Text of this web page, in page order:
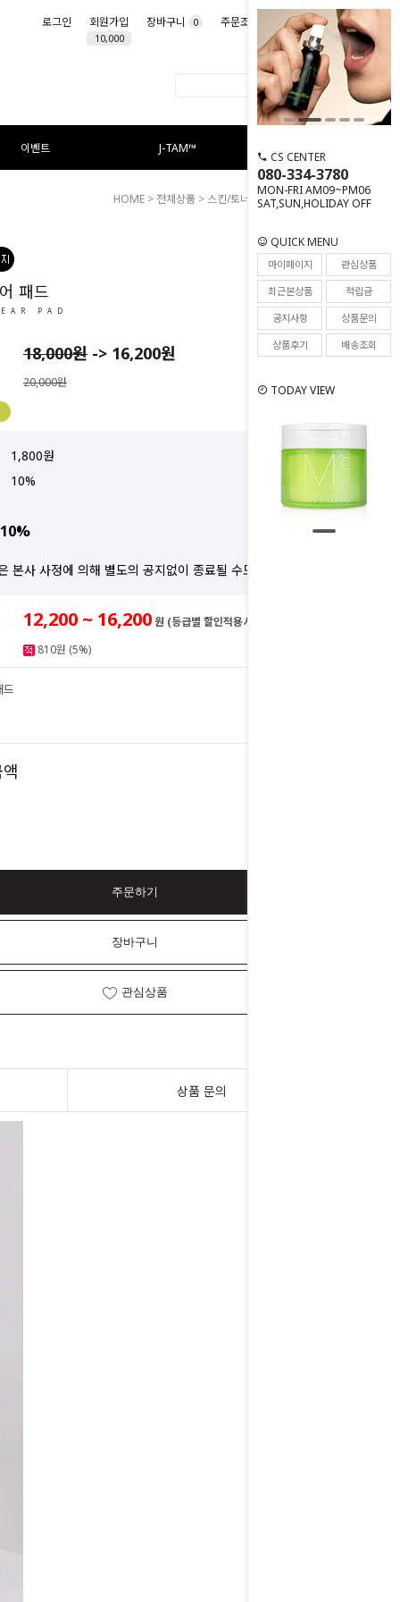
로그인 회원가입
10,000
장바구니 0 주문조회 마이페이지
이벤트 J-TAM™
CS CENTER
080-334-3780
MON-FRI AM09~PM06
SAT,SUN,HOLIDAY OFF
QUICK MENU
마이페이지
관심상품
최근본상품
적립금
공지사항
상품문의
상품후기
배송조회
TODAY VIEW
HOME > 전체상품 > 스킨/토너 > 시카 클리어 패드
20
패드
PAD
18,000원 -> 16,200원
20,000원
1,800원
10%
본사 사정에 의해 별도의 공지없이 종료될 수도 있습니다.
12,200 ~ 16,200원 (등급별 할인적용시)
810원 (5%)
드
주문하기
장바구니
관심상품
상품 문의